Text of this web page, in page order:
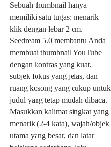
Sebuah thumbnail hanya
memiliki satu tugas: menarik
klik dengan lebar 2 cm.
Seedream 5.0 membantu Anda
membuat thumbnail YouTube
dengan kontras yang kuat,
subjek fokus yang jelas, dan
ruang kosong yang cukup untuk
judul yang tetap mudah dibaca.
Masukkan kalimat singkat yang
menarik (2-4 kata), wajah/objek
utama yang besar, dan latar